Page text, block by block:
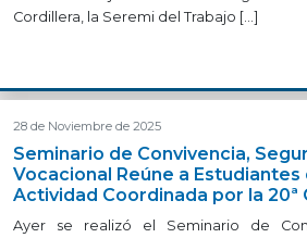
Cordillera, la Seremi del Trabajo […]
28 de Noviembre de 2025
Seminario de Convivencia,
Vocacional Reúne a
Actividad Coordinada por la 20ª
Ayer se realizó el Seminario de